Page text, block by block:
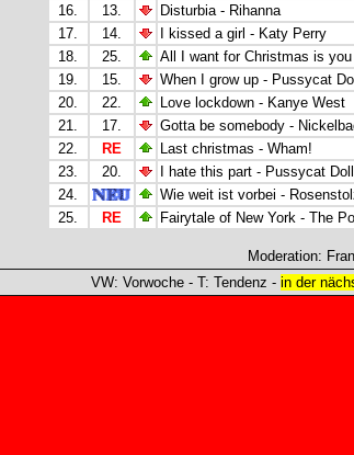
16.
13. Disturbia - Rihanna
17.
14. I kissed a girl - Katy Perry
18.
25. All I want for Christmas is
19.
15. When I grow up - Pussycat
20.
22. Love lockdown - Kanye West
21.
17. Gotta be somebody -
22.
RE Last christmas - Wham!
23.
20. I hate this part - Pussycat
24.
Wie weit ist vorbei -
25.
RE Fairytale of New York - The
Moderation:
VW: Vorwoche - T: Tendenz - in der